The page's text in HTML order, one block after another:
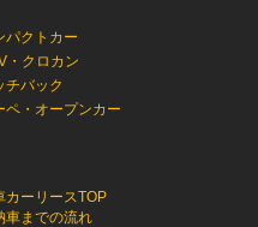
パクトカー
・クロカン
チバック
ペ・オープンカー
カーリースTOP
車までの流れ